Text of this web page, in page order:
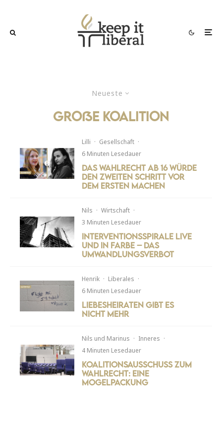
Neueste
Große Koalition
Lilli · Gesellschaft ·
6 Minuten Lesedauer
Das Wahlrecht ab 16 würde
den zweiten Schritt vor
dem ersten machen
Nils · Wirtschaft ·
3 Minuten Lesedauer
Interventionsspirale live
und in Farbe – Das
Umwandlungsverbot
Henrik · Liberales ·
6 Minuten Lesedauer
Liebesheiraten gibt es
nicht mehr
Nils und Marinus · Inneres ·
4 Minuten Lesedauer
Koalitionsausschuss zum
Wahlrecht: Eine
Mogelpackung